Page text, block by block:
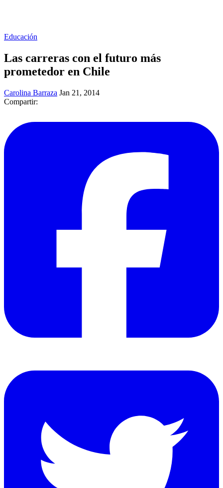
Educación
Las carreras con el futuro más
prometedor en Chile
Carolina Barraza Jan 21, 2014
Compartir: